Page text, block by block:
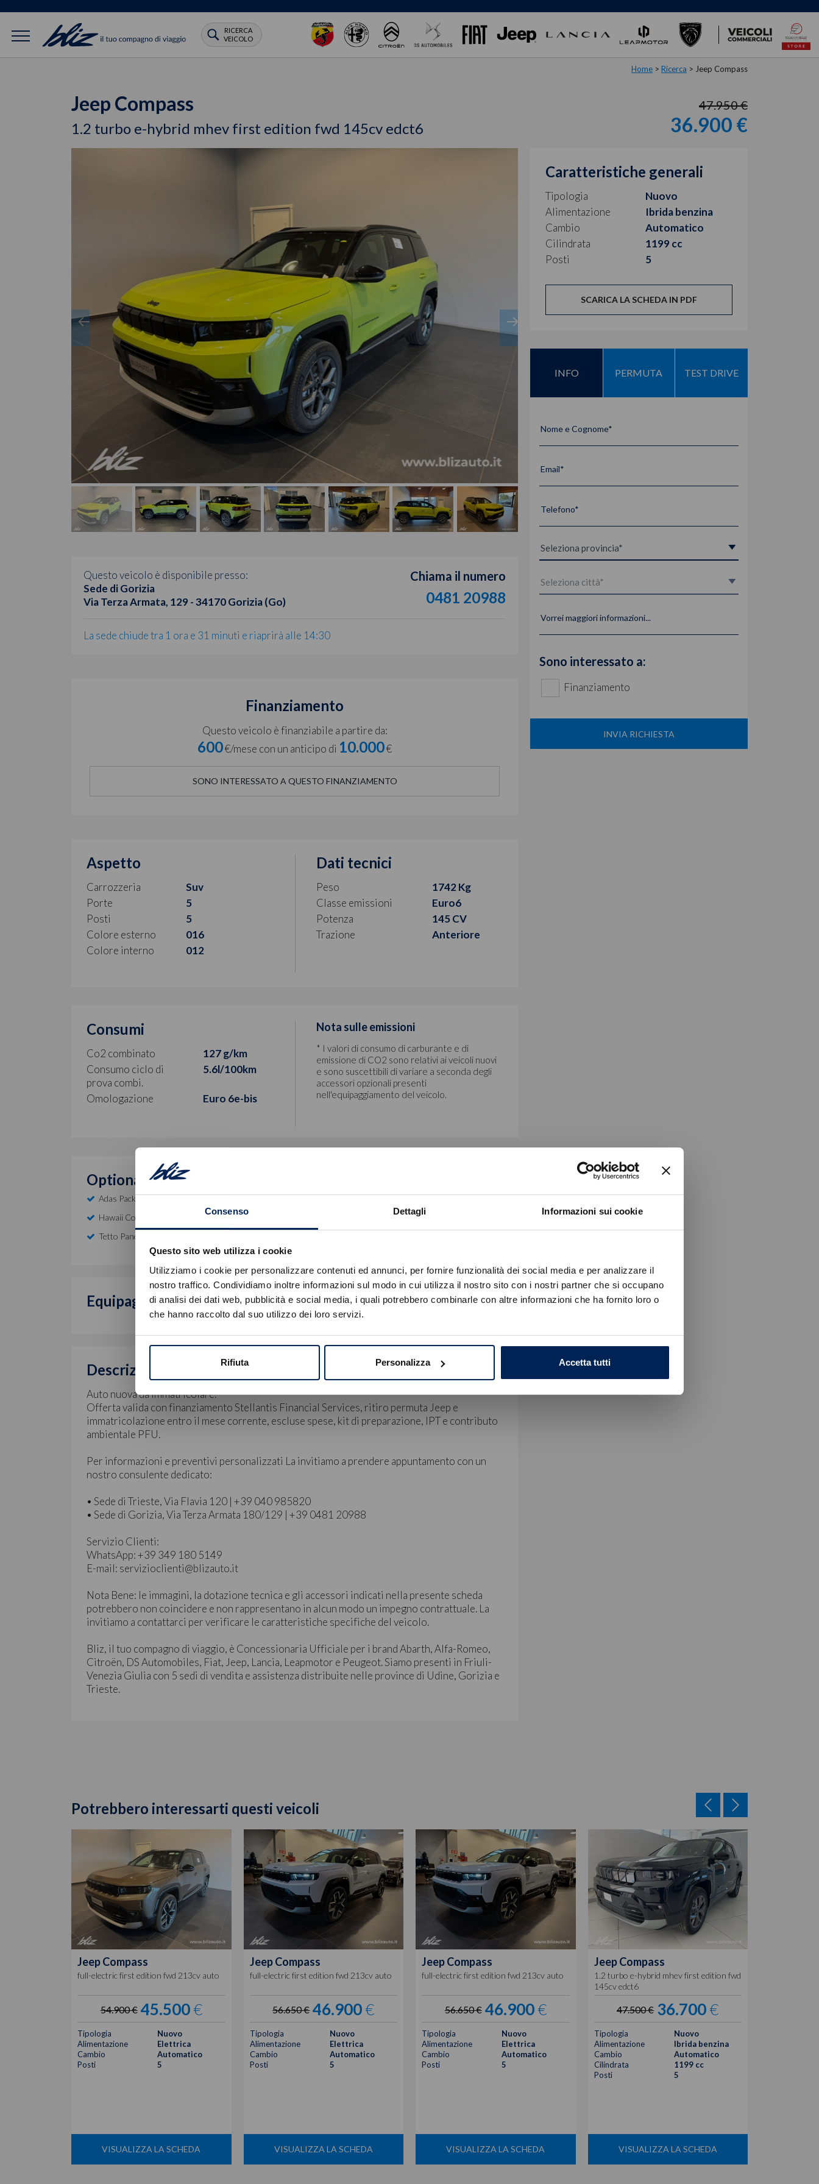
Consenso Dettagli Informazioni sui cookie
Questo sito web utilizza i cookie
Utilizziamo i cookie per personalizzare contenuti ed annunci, per fornire funzionalità dei social media e per analizzare il
nostro traffico. Condividiamo inoltre informazioni sul modo in cui utilizza il nostro sito con i nostri partner che si occupano
di analisi dei dati web, pubblicità e social media, i quali potrebbero combinarle con altre informazioni che ha fornito loro o
che hanno raccolto dal suo utilizzo dei loro servizi.
Rifiuta Personalizza Accetta tutti
RICERCA
VEICOLO
Home > Ricerca > Jeep Compass
Jeep Compass
1.2 turbo e-hybrid mhev first edition fwd 145cv edct6
47.950 €
36.900 €
Questo veicolo è disponibile presso:
Sede di Gorizia
Via Terza Armata, 129 - 34170 Gorizia (Go)
Chiama il numero
0481 20988
La sede chiude tra 1 ora e 31 minuti e riaprirà alle 14:30
Finanziamento
Questo veicolo è finanziabile a partire da:
600€/mese con un anticipo di 10.000€
SONO INTERESSATO A QUESTO FINANZIAMENTO
Aspetto
Carrozzeria
Suv
Porte
5
Posti
5
Colore esterno
016
Colore interno
012
Dati tecnici
Peso
1742 Kg
Classe emissioni
Euro6
Potenza
145 CV
Trazione
Anteriore
Consumi
Co2 combinato
127 g/km
Consumo ciclo di
prova combi.
5.6l/100km
Omologazione Euro 6e-bis
Nota sulle emissioni
* I valori di consumo di carburante e di
emissione di CO2 sono relativi ai veicoli nuovi
e sono suscettibili di variare a seconda degli
accessori opzionali presenti
nell'equipaggiamento del veicolo.
Optional inclusi
Adas Pack
Convenience Pack
Hawaii Con Tetto Nero
Tetto Panoramico A Doppio Pannello
Equipaggiamento di serie
Descrizione
Auto nuova da immatricolare.
Offerta valida con finanziamento Stellantis Financial Services, ritiro permuta Jeep e
immatricolazione entro il mese corrente, escluse spese, kit di preparazione, IPT e contributo
ambientale PFU.
Per informazioni e preventivi personalizzati La invitiamo a prendere appuntamento con un
nostro consulente dedicato:
• Sede di Trieste, Via Flavia 120 | +39 040 985820
• Sede di Gorizia, Via Terza Armata 180/129 | +39 0481 20988
Servizio Clienti:
WhatsApp: +39 349 180 5149
E-mail: servizioclienti@blizauto.it
Nota Bene: le immagini, la dotazione tecnica e gli accessori indicati nella presente scheda
potrebbero non coincidere e non rappresentano in alcun modo un impegno contrattuale. La
invitiamo a contattarci per verificare le caratteristiche specifiche del veicolo.
Bliz, il tuo compagno di viaggio, è Concessionaria Ufficiale per i brand Abarth, Alfa-Romeo,
Citroën, DS Automobiles, Fiat, Jeep, Lancia, Leapmotor e Peugeot. Siamo presenti in Friuli-
Venezia Giulia con 5 sedi di vendita e assistenza distribuite nelle province di Udine, Gorizia e
Trieste.
Caratteristiche generali
Tipologia
Nuovo
Alimentazione
Ibrida benzina
Cambio
Automatico
Cilindrata
1199 cc
Posti
5
SCARICA LA SCHEDA IN PDF
INFO PERMUTA TEST DRIVE
Nome e Cognome*
Email*
Telefono*
Vorrei maggiori informazioni...
Sono interessato a:
Finanziamento
INVIA RICHIESTA
Potrebbero interessarti questi veicoli
JeepCompass
full-electric first edition fwd 213cv auto
54.900 € 45.500€
Tipologia
Nuovo
Alimentazione
Elettrica
Cambio
Automatico
Posti
5
VISUALIZZA LA SCHEDA
JeepCompass
full-electric first edition fwd 213cv auto
56.650 € 46.900€
Tipologia
Nuovo
Alimentazione
Elettrica
Cambio
Automatico
Posti
5
VISUALIZZA LA SCHEDA
JeepCompass
full-electric first edition fwd 213cv auto
56.650 € 46.900€
Tipologia
Nuovo
Alimentazione
Elettrica
Cambio
Automatico
Posti
5
VISUALIZZA LA SCHEDA
JeepCompass
1.2 turbo e-hybrid mhev first edition fwd
145cv edct6
47.500 € 36.700€
Tipologia
Nuovo
Alimentazione
Ibrida benzina
Cambio
Automatico
Cilindrata
1199 cc
Posti
5
VISUALIZZA LA SCHEDA
Errore
Caricamento veicoli non riuscito